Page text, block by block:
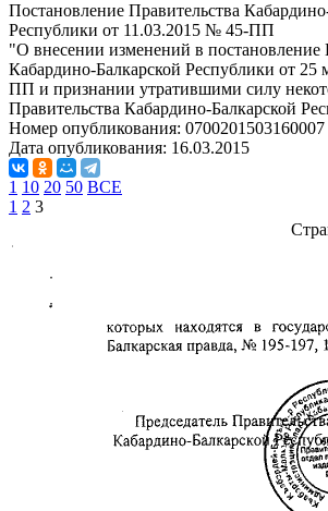
Постановление Правительства
Республики от 11.03.2015 № 45-ПП
"О внесении изменений в постановление
Кабардино-Балкарской Республики от 25
ПП и признании утратившими силу
Правительства Кабардино-Балкарской
Номер опубликования: 0700201503160007
Дата опубликования: 16.03.2015
1 10 20 50 ВСЕ
1 2 3